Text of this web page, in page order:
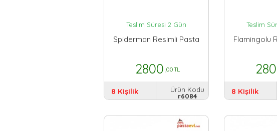
Teslim Süresi 2 Gün
Spiderman Resimli Pasta
2800 ,00 TL
8 Kişilik
Ürün Kodu
r6084
Teslim
Flamingolu
8 Kişilik